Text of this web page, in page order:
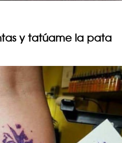
y tatúame la pata